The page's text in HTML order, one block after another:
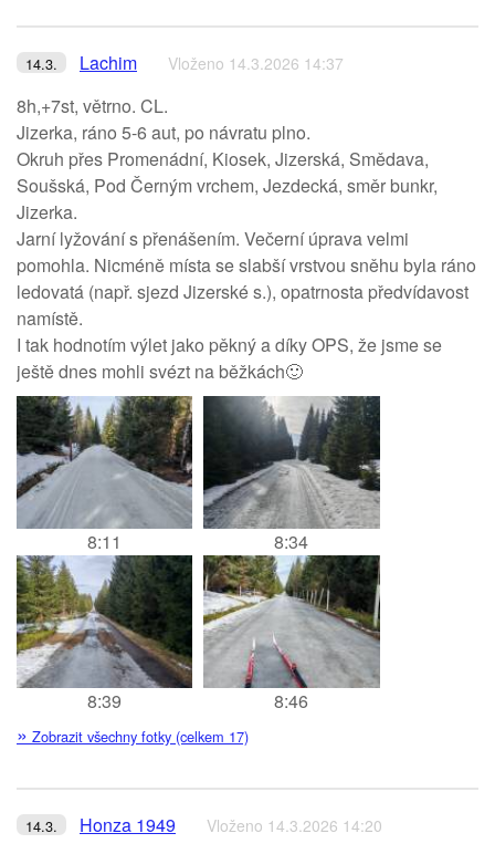
14.3. Lachim Vloženo 14.3.2026 14:37
8h,+7st, větrno. CL.
Jizerka, ráno 5-6 aut, po návratu plno.
Okruh přes Promenádní, Kiosek, Jizerská, Smědava,
Soušská, Pod Černým vrchem, Jezdecká, směr bunkr,
Jizerka.
Jarní lyžování s přenášením. Večerní úprava velmi
pomohla. Nicméně místa se slabší vrstvou sněhu byla ráno
ledovatá (např. sjezd Jizerské s.), opatrnosta předvídavost
namístě.
I tak hodnotím výlet jako pěkný a díky OPS, že jsme se
ještě dnes mohli svézt na běžkách🙂
8:11 8:34
8:39 8:46
» Zobrazit všechny fotky (celkem 17)
14.3. Honza 1949 Vloženo 14.3.2026 14:20